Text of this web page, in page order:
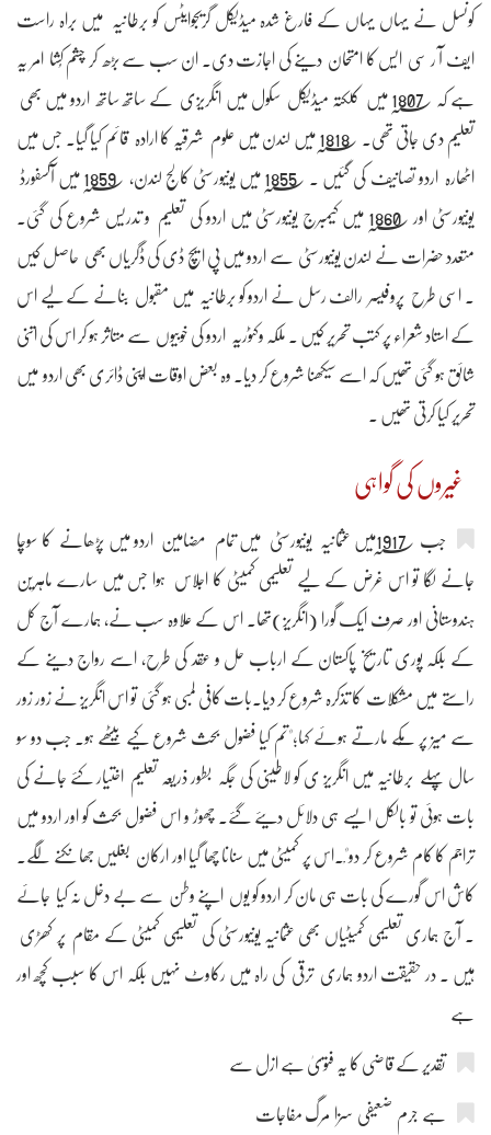
کونسل نے یہاں یہاں کے فارغ شدہ میڈیکل گریجوایٹس کو برطانیہ میں براہ راست
ایف آ ر سی ایس کا امتحان دینے کی اجازت دی۔ ان سب سے بڑھ کر چشم کُشا امر یہ
ہے کہ 1807؁ میں کلکتہ میڈیکل سکول میں انگریزی کے ساتھ ساتھ اردو میں بھی
تعلیم دی جاتی تھی۔ 1818؁ میں لندن میں علوم شرقیہ کا ارادہ قائم کیا گیا۔ جس میں
اٹھارہ اردو تصانیف کی گئیں ۔ 1855؁ میں یونیورسٹی کالج لندن، 1859؁ میں آکسفورڈ
یونیورسٹی اور 1860؁ میں کیمبرج یونیورسٹی میں اردو کی تعلیم و تدریس شروع کی گئی۔
متعدد حضرات نے لندن یونیورسٹی سے اردو میں پی ایچ ڈی کی ڈگریاں بھی حاصل کیں
۔ اسی طرح پروفیسر رالف رسل نے اردو کو برطانیہ میں مقبول بنانے کے لیے اس
کے استاد شعراء پر کتب تحریر کیں ۔ ملکہ وکٹوریہ اردو کی خوبیوں سے متاثر ہو کر اس کی اتنی
شائق ہو گئی تھیں کہ اسے سیکھنا شروع کر دیا۔ وہ بعض اوقات اپنی ڈائری بھی اردو میں
تحریر کیا کرتی تھیں ۔
غیروں کی گواہی
جب 1917؁میں عثمانیہ یونیورسٹی میں تمام مضامین اردو میں پڑھانے کا سوچا
جانے لگا تو اس غرض کے لیے تعلیمی کمیٹی کا اجلاس ہوا جس میں سارے ماہرین
ہندوستانی اور صرف ایک گورا (انگریز)تھا۔ اس کے علاوہ سب نے، ہمارے آج کل
کے بلکہ پوری تاریخ پاکستان کے ارباب حل و عقد کی طرح، اسے رواج دینے کے
راستے میں مشکلات کا تذکرہ شروع کر دیا۔بات کافی لمبی ہو گئی تو اس انگریز نے زور زور
سے میز پر مُکے مارتے ہوئے کہا؛"تم کیا فضول بحث شروع کیے بیٹھے ہو۔ جب دو سو
سال پہلے برطانیہ میں انگریز ی کو لاطینی کی جگہ بطور ذریعہ تعلیم اختیار کئے جانے کی
بات ہوئی تو بالکل ایسے ہی دلائل دیئے گئے۔ چھوڑ و اس فضول بحث کو اور اردو میں
تراجم کا کام شروع کر دو"ْ۔اس پر کمیٹی میں سنانا چھا گیا اور ارکان بغلیں جھانکنے لگے۔
کاش اس گورے کی بات ہی مان کر اردو کو یوں اپنے وطن سے بے دخل نہ کیا جائے
۔ آج ہماری تعلیمی کمیٹیاں بھی عثمانیہ یونیورسٹی کی تعلیمی کمیٹی کے مقام پر کھڑی
ہیں ۔ در حقیقت اردو ہماری ترقی کی راہ میں رکاوٹ نہیں بلکہ اس کا سبب کچھ اور
ہے
تقدیر کے قاضی کا یہ فتویٰ ہے ازل سے
ہے جرم ضعیفی سزا مرگ مفاجات